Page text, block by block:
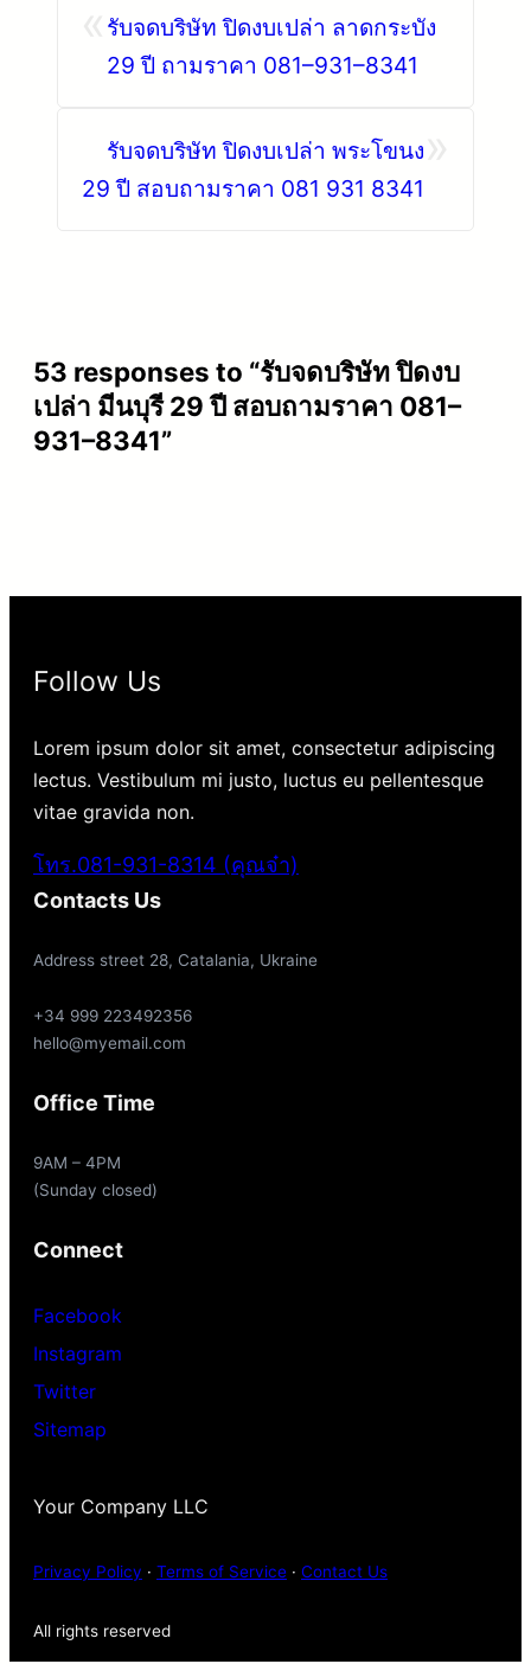
รับจดบริษัท ปิดงบเปล่า ลาดกระบัง
29 ปี ถามราคา 081–931–8341
รับจดบริษัท ปิดงบเปล่า พระโขนง
29 ปี สอบถามราคา 081 931 8341
53 responses to “รับจดบริษัท ปิดงบ
เปล่า มีนบุรี 29 ปี สอบถามราคา 081–
931–8341”
Follow Us
Lorem ipsum dolor sit amet, consectetur adipiscing
lectus. Vestibulum mi justo, luctus eu pellentesque
vitae gravida non.
โทร.081-931-8314 (คุณจ๋า)
Contacts Us
Address street 28, Catalania, Ukraine
+34 999 223492356
hello@myemail.com
Office Time
9AM – 4PM
(Sunday closed)
Connect
Facebook
Instagram
Twitter
Sitemap
Your Company LLC
Privacy Policy · Terms of Service · Contact Us
All rights reserved